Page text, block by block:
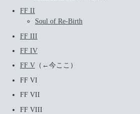
FF II
Soul of Re-Birth
FF III
FF IV
FF V （←今ここ）
FF VI
FF VII
FF VIII